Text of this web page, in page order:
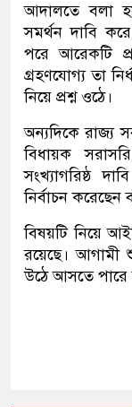
আদালতে বলা
সমর্থন দাবি
পরে আরেকটি
গ্রহণযোগ্য তা
নিয়ে প্রশ্ন ওঠে।
অন্যদিকে রাজ্য
বিধায়ক
সংখ্যাগরিষ্ঠ
নির্বাচন করেছেন
বিষয়টি নিয়ে
রয়েছে। আগামী
উঠে আসতে পারে